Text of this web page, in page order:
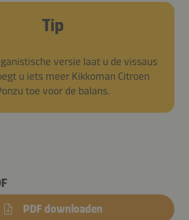
Tip
versie laat u de vissaus
u iets meer Kikkoman Citroen
toe voor de balans.
PDF downloaden